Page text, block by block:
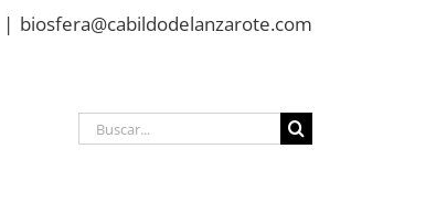
| biosfera@cabildodelanzarote.com
Buscar: